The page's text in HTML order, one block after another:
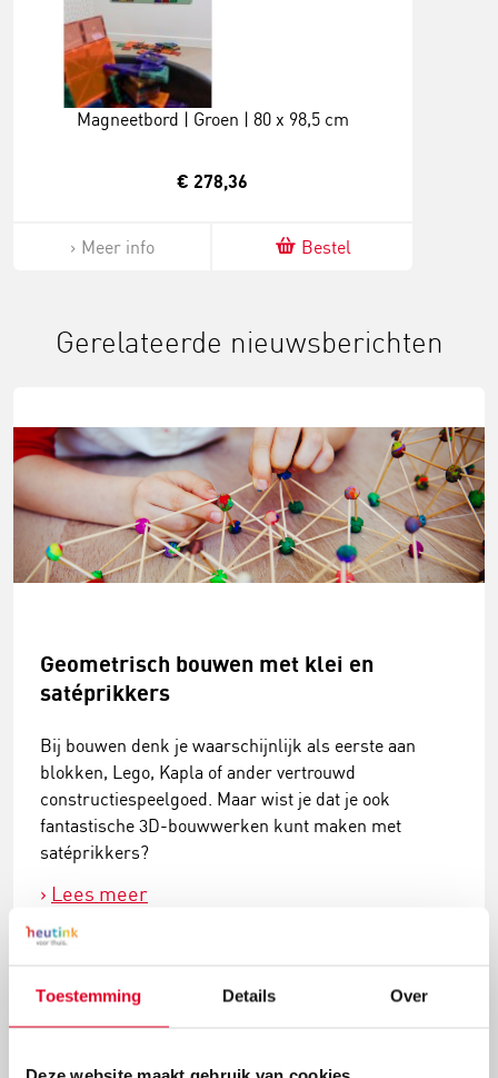
Toestemming Details Over
Magneetbord | Groen | 80 x 98,5 cm
€ 278,36
Meer info Bestel
Gerelateerde nieuwsberichten
Geometrisch bouwen met klei en
satéprikkers
Bij bouwen denk je waarschijnlijk als eerste aan
blokken, Lego, Kapla of ander vertrouwd
constructiespeelgoed. Maar wist je dat je ook
fantastische 3D-bouwwerken kunt maken met
satéprikkers?
Lees meer